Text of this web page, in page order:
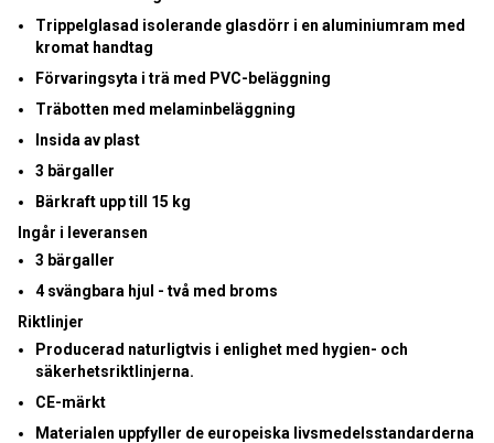
Trippelglasad isolerande glasdörr i en aluminiumram med
kromat handtag
Förvaringsyta i trä med PVC-beläggning
Träbotten med melaminbeläggning
Insida av plast
3 bärgaller
Bärkraft upp till 15 kg
Ingår i leveransen
3 bärgaller
4 svängbara hjul - två med broms
Riktlinjer
Producerad naturligtvis i enlighet med hygien- och
säkerhetsriktlinjerna.
CE-märkt
Materialen uppfyller de europeiska livsmedelsstandarderna